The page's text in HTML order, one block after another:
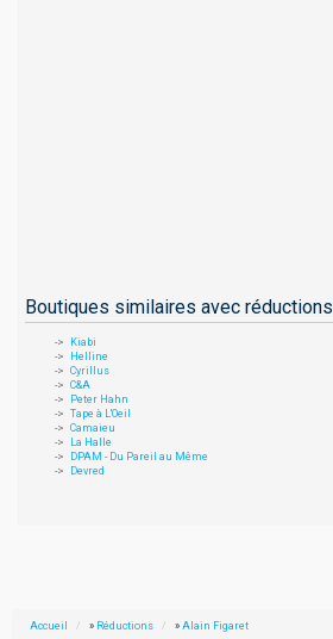
Boutiques similaires avec réductions
Kiabi
Helline
Cyrillus
C&A
Peter Hahn
Tape à L'Oeil
Camaieu
La Halle
DPAM - Du Pareil au Même
Devred
Accueil » Réductions » Alain Figaret